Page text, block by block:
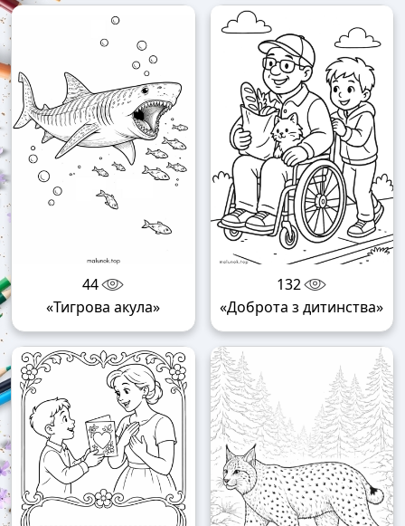
44
«Тигрова акула»
132
«Доброта з дитинства»